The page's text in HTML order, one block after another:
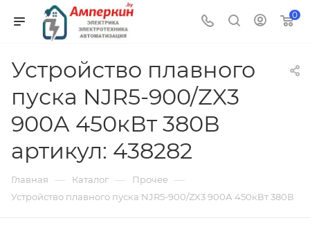
0
Устройство плавного
пуска NJR5-900/ZX3
900А 450кВт 380В
артикул: 438282
Главная — Каталог — Прочее —
Устройство плавного пуска NJR5-900/ZX3 900А 450кВт 380В